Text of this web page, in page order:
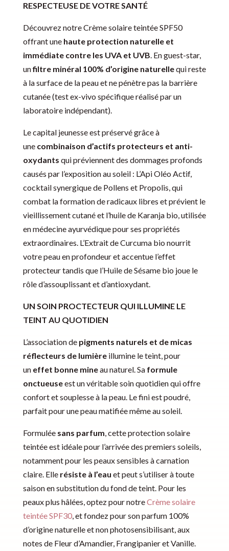
RESPECTEUSE DE VOTRE SANTÉ
Découvrez notre Crème solaire teintée SPF50
offrant une haute protection naturelle et
immédiate contre les UVA et UVB. En guest-star,
unfiltre minéral 100% d’origine naturellequi reste
à la surface de la peau et ne pénètre pas la barrière
cutanée (test ex-vivo spécifique réalisé par un
laboratoire indépendant).
Le capital jeunesse est préservé grâce à
une combinaison d’actifs protecteurs et anti-
oxydants qui préviennent des dommages profonds
causés par l’exposition au soleil : L’Api Oléo Actif,
cocktail synergique de Pollens et Propolis, qui
combat la formation de radicaux libres et prévient le
vieillissement cutané et l’huile de Karanja bio, utilisée
en médecine ayurvédique pour ses propriétés
extraordinaires. L’Extrait de Curcuma bio nourrit
votre peau en profondeur et accentue l’effet
protecteur tandis que l’Huile de Sésame bio joue le
rôle d’assouplissant et d’antioxydant.
UN SOIN PROCTECTEUR QUI ILLUMINE LE
TEINT AU QUOTIDIEN
L’association de pigments naturels et de micas
réflecteurs de lumièreillumine le teint, pour
un effet bonne mineau naturel. Sa formule
onctueuseest un véritable soin quotidien qui offre
confort et souplesse à la peau. Le fini est poudré,
parfait pour une peau matifiée même au soleil.
Formulée sans parfum, cette protection solaire
teintée est idéale pour l’arrivée des premiers soleils,
notamment pour les peaux sensibles à carnation
claire. Elle résiste à l’eau et peut s’utiliser à toute
saison en substitution du fond de teint. Pour les
peaux plus hâlées, optez pour notreCrème solaire
teintée SPF30, et fondez pour son parfum 100%
d’origine naturelle et non photosensibilisant, aux
notes de Fleur d’Amandier, Frangipanier et Vanille.